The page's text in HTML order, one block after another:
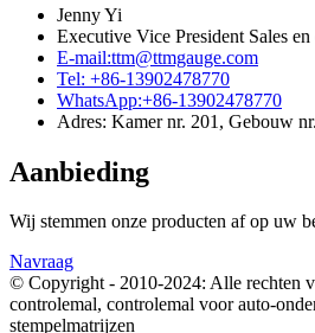
Jenny Yi
Executive Vice President Sales en
E-mail:ttm@ttmgauge.com
Tel: +86-13902478770
WhatsApp:+86-13902478770
Adres: Kamer nr. 201, Gebouw
Aanbieding
Wij stemmen onze producten af ​​op uw
Navraag
© Copyright - 2010-2024: Alle rechten
controlemal, controlemal voor auto-
stempelmatrijzen